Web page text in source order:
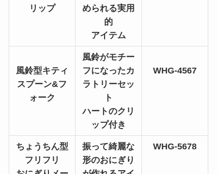
リップ
められる実用
的
アイテム
風鈴型キティ
スプーン&フ
ォーク
風鈴がモチー
フになったカ
ラトリーセッ
ト
ハートのクリ
ップ付き
WHG-4567
ちょうちん型
フリフリ
振って綺麗な
形のおにぎり
WHG-5678